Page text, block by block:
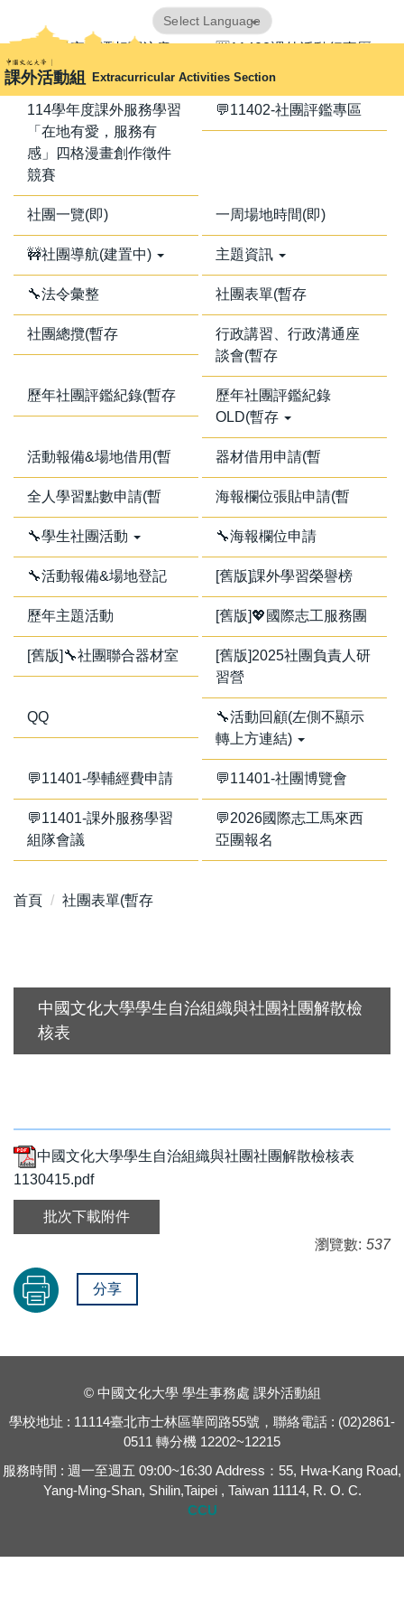
到
主
要
內
課外活動組 Extracurricular Activities Section
Translate
📢器材室搬遷相關注意
事項📢
🈺11402課外活動行事曆
114學年度課外服務學習
「在地有愛，服務有
感」四格漫畫創作徵件
競賽
💬11402-社團評鑑專區
社團一覽(即) 一周場地時間(即)
🚧社團導航(建置中) 主題資訊
🔧法令彙整 社團表單(暫存
社團總攬(暫存
行政講習、行政溝通座
談會(暫存
歷年社團評鑑紀錄(暫存
歷年社團評鑑紀錄
OLD(暫存
活動報備&場地借用(暫 器材借用申請(暫
全人學習點數申請(暫 海報欄位張貼申請(暫
🔧學生社團活動 🔧海報欄位申請
🔧活動報備&場地登記 [舊版]課外學習榮譽榜
歷年主題活動 [舊版]💖國際志工服務團
[舊版]🔧社團聯合器材室
[舊版]2025社團負責人研
習營
QQ
🔧活動回顧(左側不顯示
轉上方連結)
💬11401-學輔經費申請 💬11401-社團博覽會
💬11401-課外服務學習
組隊會議
💬2026國際志工馬來西
亞團報名
首頁 社團表單(暫存
中國文化大學學生自治組織與社團社團解散檢
核表
中國文化大學學生自治組織與社團社團解散檢核表
1130415.pdf
批次下載附件
瀏覽數: 537
分享
© 中國文化大學 學生事務處 課外活動組
學校地址 : 11114臺北市士林區華岡路55號，聯絡電話 : (02)2861-
0511 轉分機 12202~12215
服務時間 : 週一至週五 09:00~16:30 Address：55, Hwa-Kang Road,
Yang-Ming-Shan, Shilin,Taipei , Taiwan 11114, R. O. C.
CCU